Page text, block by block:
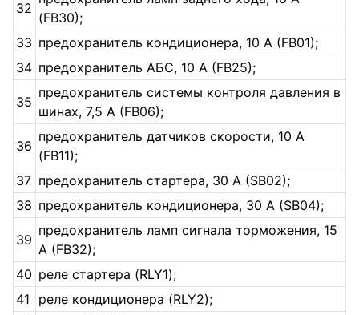
32
(FB30);
33 предохранитель кондиционера, 10 A (FB01);
34 предохранитель АБС, 10 A (FB25);
35
предохранитель системы контроля давления в
шинах, 7,5 A (FB06);
36
предохранитель датчиков скорости, 10 A
(FB11);
37 предохранитель стар­тера, 30 A (SB02);
38 предохранитель кондиционера, 30 A (SB04);
39
предохранитель ламп сигнала торможения, 15
A (FB32);
40 реле стартера (RLY1);
41
реле кондиционера (RLY2);